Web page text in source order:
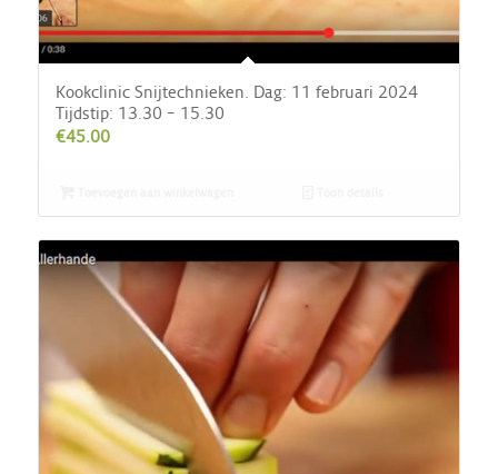
Kookclinic Snijtechnieken. Dag: 11 februari 2024
Tijdstip: 13.30 – 15.30
€45.00